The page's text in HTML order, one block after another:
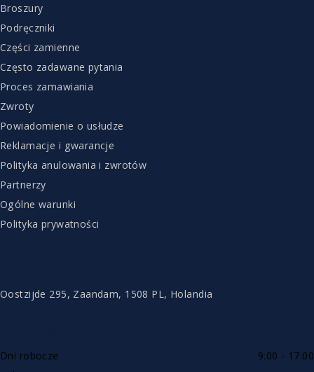
Broszury
Podręczniki
Części zamienne
Często zadawane pytania
Proces zamawiania
Zwroty
Powiadomienie o usłudze
Reklamacje i gwarancje
Polityka anulowania i zwrotów
Partnerzy
Ogólne warunki
Polityka prywatności
Oostzijde 295, Zaandam, 1508 PL, Holandia
Dni robocze
9:00 - 17:00